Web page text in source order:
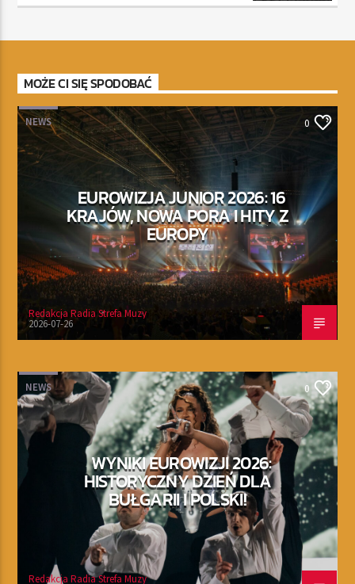
MOŻE CI SIĘ SPODOBAĆ
NEWS 0
EUROWIZJA JUNIOR 2026: 16
KRAJÓW, NOWA PORA I HITY Z
EUROPY
Redakcja Radia Strefa Muzy
2026-07-26
NEWS 0
WYNIKI EUROWIZJI 2026:
HISTORYCZNY DZIEŃ DLA
BUŁGARII I POLSKI!
Redakcja Radia Strefa Muzy